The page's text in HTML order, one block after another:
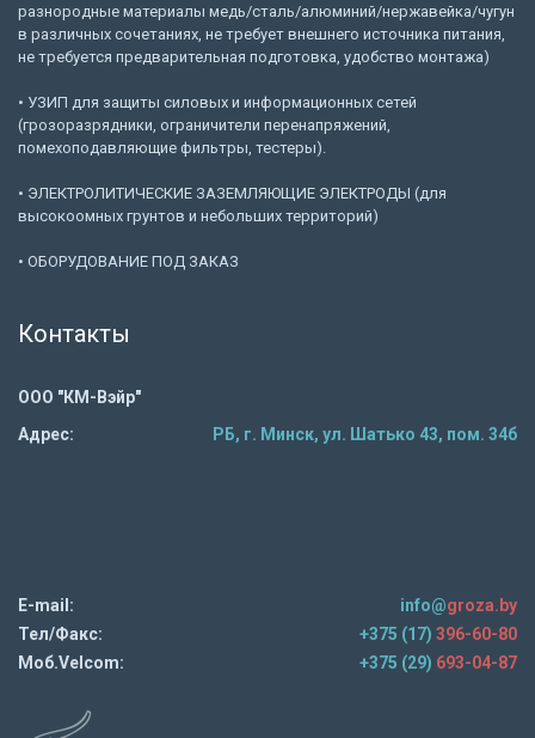
разнородные материалы медь/сталь/алюминий/нержавейка/чугун
в различных сочетаниях, не требует внешнего источника питания,
не требуется предварительная подготовка, удобство монтажа)
• УЗИП для защиты силовых и информационных сетей
(грозоразрядники, ограничители перенапряжений,
помехоподавляющие фильтры, тестеры).
• ЭЛЕКТРОЛИТИЧЕСКИЕ ЗАЗЕМЛЯЮЩИЕ ЭЛЕКТРОДЫ (для
высокоомных грунтов и небольших территорий)
• ОБОРУДОВАНИЕ ПОД ЗАКАЗ
Контакты
ООО "КМ-Вэйр"
Адрес:
РБ, г. Минск, ул. Шатько 43, пом. 34б
E-mail: info@groza.by
Тел/Факс:
+375 (17) 396-60-80
Моб.Velcom:
+375 (29) 693-04-87